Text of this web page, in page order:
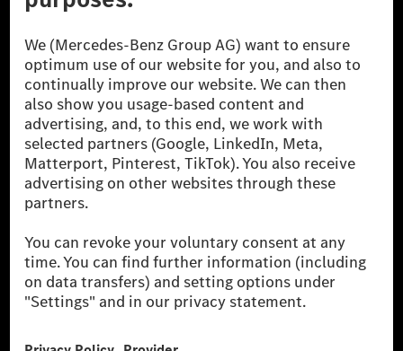
A Mercedes-Benz Group AG (korábbi Daimler AG) a
Mercedes-Benz AG-val együtt a prémium és
luxusautók, valamint kishaszonjárművek vezető
globális szállítói vagyunk. A Mercedes-Benz Mobility
AG finanszírozást, lízinget, autó előfizetést és
autókölcsönzést, flottakezelést, digitális
szolgáltatásokat a töltéshez és fizetéshez,
biztosításközvetítést, valamint innovatív mobilitási
szolgáltatásokat kínál.